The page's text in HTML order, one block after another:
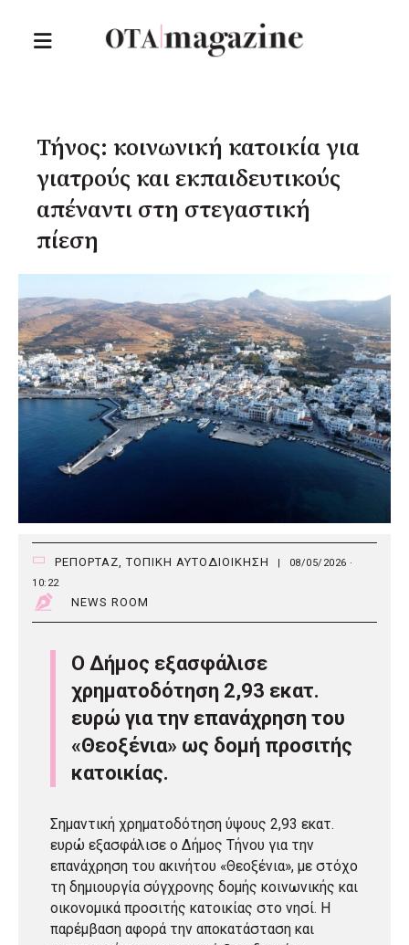
Τήνος: κοινωνική κατοικία για
γιατρούς και εκπαιδευτικούς
απέναντι στη στεγαστική
πίεση
ΡΕΠΟΡΤΑΖ ,ΤΟΠΙΚΗ ΑΥΤΟΔΙΟΙΚΗΣΗ |
08/05/2026 ·
10:22
NEWS ROOM
Ο Δήμος εξασφάλισε
χρηματοδότηση 2,93 εκατ.
ευρώ για την επανάχρηση του
«Θεοξένια» ως δομή προσιτής
κατοικίας.
Σημαντική χρηματοδότηση ύψους 2,93 εκατ.
ευρώ εξασφάλισε ο Δήμος Τήνου για την
επανάχρηση του ακινήτου «Θεοξένια», με στόχο
τη δημιουργία σύγχρονης δομής κοινωνικής και
οικονομικά προσιτής κατοικίας στο νησί. Η
παρέμβαση αφορά την αποκατάσταση και